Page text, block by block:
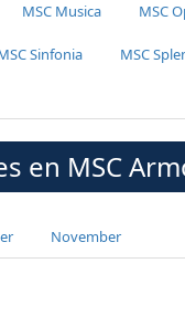
MSC Musica MSC
Sinfonia MSC
en MSC
November